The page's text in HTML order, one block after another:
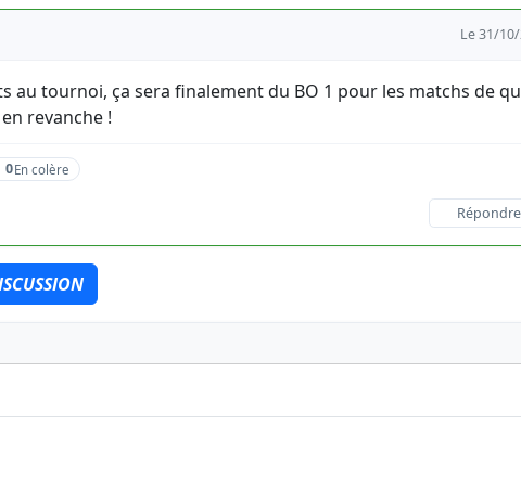
Le 31/
au tournoi, ça sera finalement du BO 1 pour les matchs de
revanche !
0En colère
Répondre